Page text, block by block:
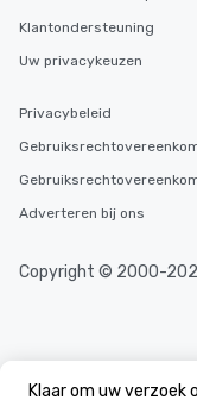
Klaar om uw
Klantondersteuning
Uw privacykeuzen
Privacybeleid
Adverteren bij ons
Copyright © 2000-